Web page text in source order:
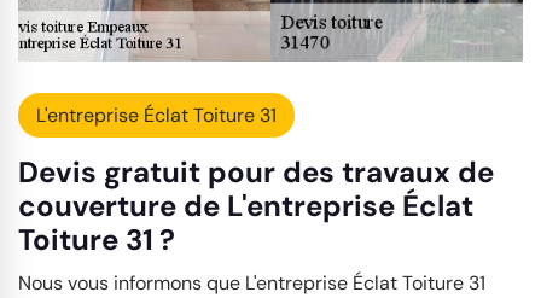
L'entreprise Éclat Toiture 31
Devis gratuit pour des travaux de
couverture de L'entreprise Éclat
Toiture 31 ?
Nous vous informons que L'entreprise Éclat Toiture 31